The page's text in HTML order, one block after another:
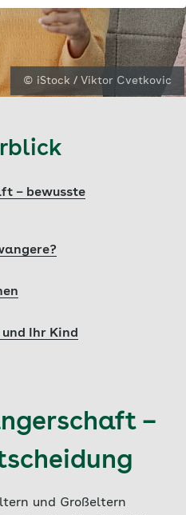
© iStock / Viktor Cvetkovic
– bewusste
Ihr Kind
–
und Großeltern